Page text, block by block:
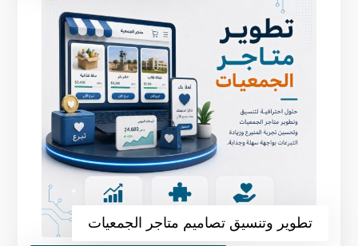
تطوير وتنسيق تصاميم متاجر الجمعيات